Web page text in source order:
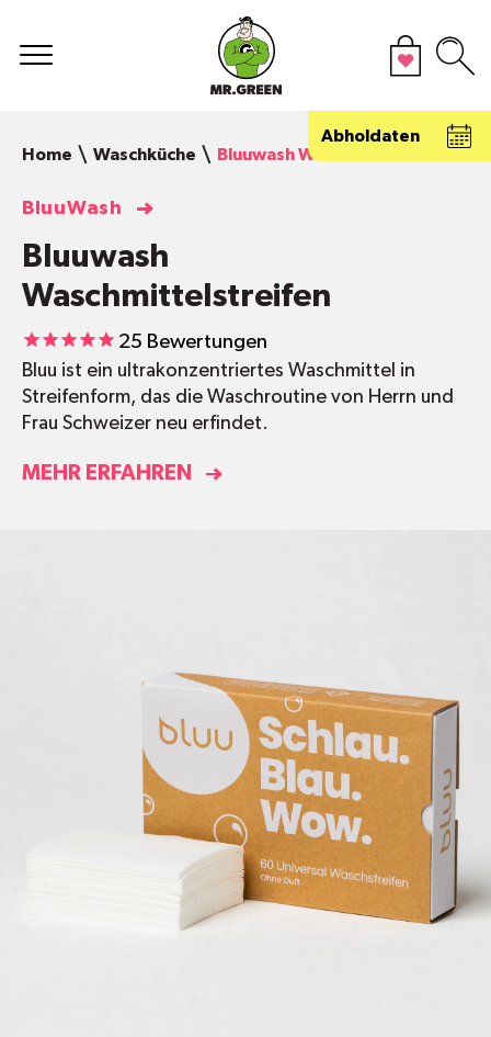
Abholdaten
Home
Waschküche Bluuwash Waschmittelstreifen
BluuWash
Bluuwash
Waschmittelstreifen
25 Bewertungen
Bluu ist ein ultrakonzentriertes Waschmittel in
Streifenform, das die Waschroutine von Herrn und
Frau Schweizer neu erfindet.
MEHR ERFAHREN